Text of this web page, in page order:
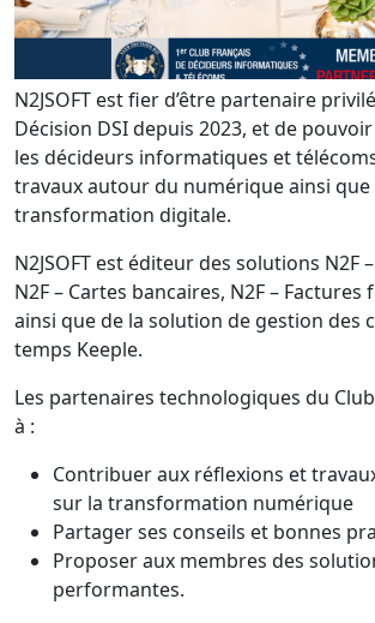
N2JSOFT est fier d’être partenaire
Décision DSI depuis 2023, et de
les décideurs informatiques et
travaux autour du numérique ainsi
transformation digitale.
N2JSOFT est éditeur des solutions N2F
N2F – Cartes bancaires, N2F –
ainsi que de la solution de gestion des
temps Keeple.
Les partenaires technologiques du Club
à :
Contribuer aux réflexions et
sur la transformation numérique
Partager ses conseils et bonnes
Proposer aux membres des
performantes.